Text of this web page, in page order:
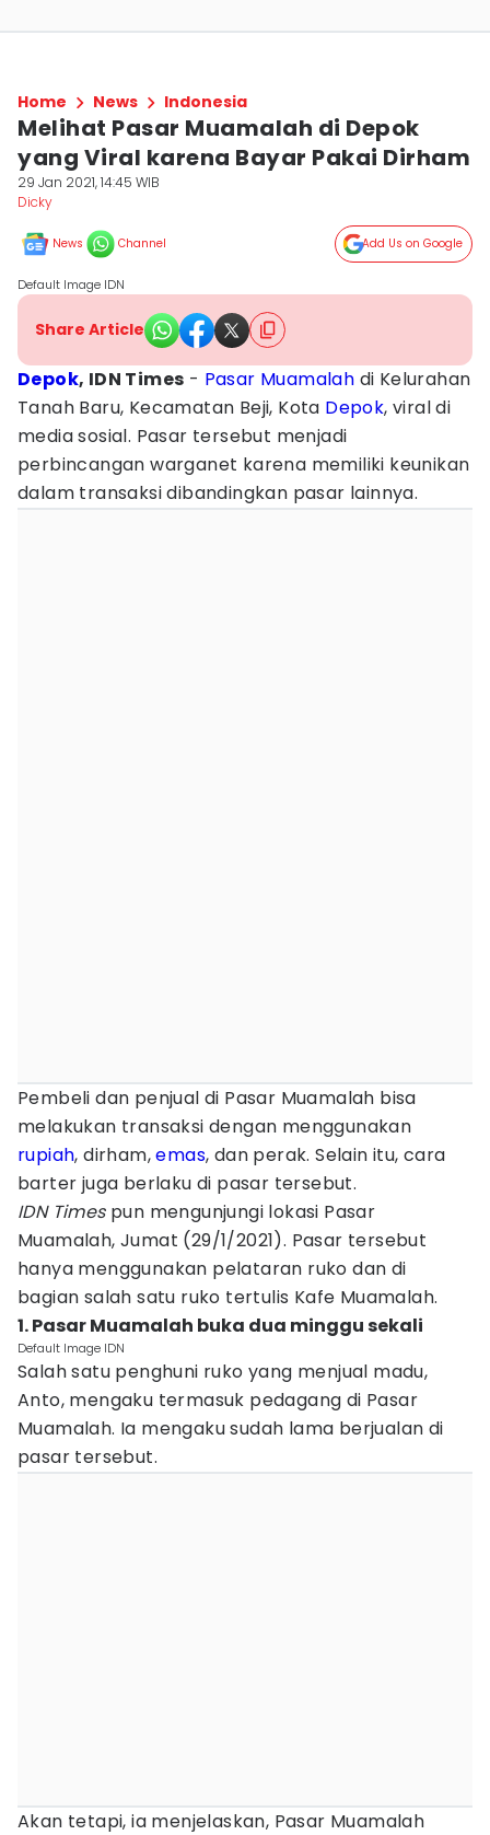
Home News Indonesia
Melihat Pasar Muamalah di Depok
yang Viral karena Bayar Pakai Dirham
29 Jan 2021, 14:45 WIB
Dicky
News Channel Add Us on Google
Default Image IDN
Share Article
Depok, IDN Times - Pasar Muamalah di Kelurahan
Tanah Baru, Kecamatan Beji, Kota Depok, viral di
media sosial. Pasar tersebut menjadi
perbincangan warganet karena memiliki keunikan
dalam transaksi dibandingkan pasar lainnya.
Pembeli dan penjual di Pasar Muamalah bisa
melakukan transaksi dengan menggunakan
rupiah, dirham,emas, dan perak. Selain itu, cara
barter juga berlaku di pasar tersebut.
IDN Timespun mengunjungi lokasi Pasar
Muamalah, Jumat (29/1/2021). Pasar tersebut
hanya menggunakan pelataran ruko dan di
bagian salah satu ruko tertulis Kafe Muamalah.
1. Pasar Muamalah buka dua minggu sekali
Default Image IDN
Salah satu penghuni ruko yang menjual madu,
Anto, mengaku termasuk pedagang di Pasar
Muamalah. Ia mengaku sudah lama berjualan di
pasar tersebut.
Akan tetapi, ia menjelaskan, Pasar Muamalah